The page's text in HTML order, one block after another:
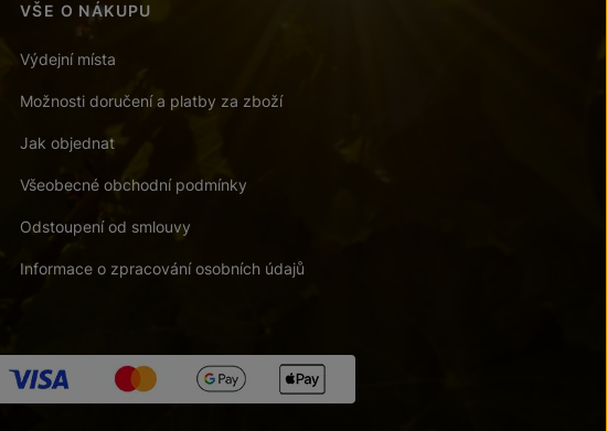
VŠE O NÁKUPU
Výdejní místa
Možnosti doručení a platby za zboží
Jak objednat
Všeobecné obchodní podmínky
Odstoupení od smlouvy
Informace o zpracování osobních údajů